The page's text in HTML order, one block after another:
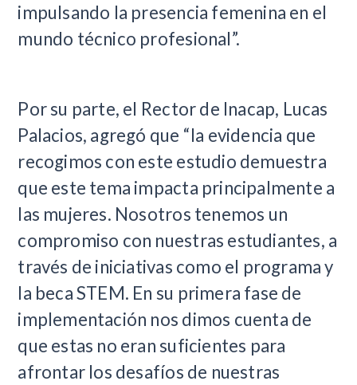
impulsando la presencia femenina en el
mundo técnico profesional”.
Por su parte, el Rector de Inacap, Lucas
Palacios, agregó que “la evidencia que
recogimos con este estudio demuestra
que este tema impacta principalmente a
las mujeres. Nosotros tenemos un
compromiso con nuestras estudiantes, a
través de iniciativas como el programa y
la beca STEM. En su primera fase de
implementación nos dimos cuenta de
que estas no eran suficientes para
afrontar los desafíos de nuestras